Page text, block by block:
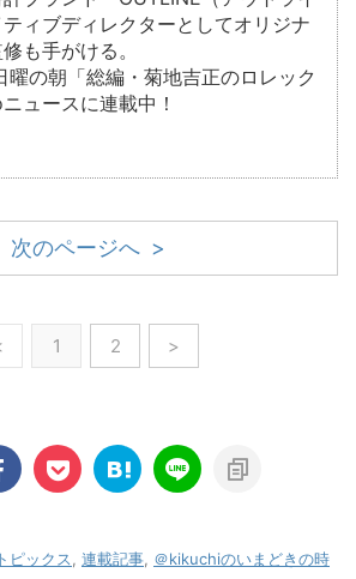
ィブディレクターとしてオリジナ
も手がける。
曜の朝「総編・菊地吉正のロレック
ュースに連載中！
次のページへ >
1 2 >
ピックス 連載記事 ＠kikuchiのいまどきの時